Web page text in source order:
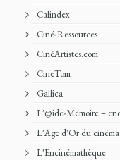
Calindex
Ciné-Ressources
CinéArtistes.com
CineTom
Gallica
L'@ide-Mémoire –
L'Age d'Or du
L'Encinémathèque